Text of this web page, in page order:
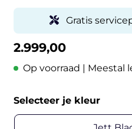
Gratis
2.999,00
Op voorraad | Meestal
Selecteer je kleur